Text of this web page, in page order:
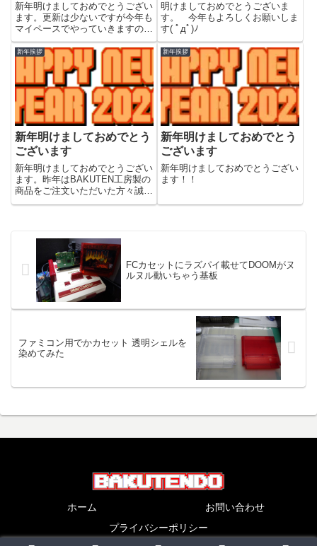
新年明けましておめでとうござい
ます。更新は少ないですが今年も
マイペースでやっていきますので
今年も宜しくお願いいたします。
明けましておめでとうございま
す。 今年もよろしくお願いしま
す( ﾟдﾟ)ﾉ
新年挨拶
新年明けましておめでとう
ございます
新年明けましておめでとうござい
ます。昨年はBAKUTEN工房製の
商品をご注文いただいた方々誠に
ありがとうございました。本年は
なります。ご予約いただいた皆さ
んのお手元に、はやくお届...
新年挨拶
新年明けましておめでとう
ございます
新年明けましておめでとうござい
ます！！
FCカセットにラズパイ載せてDOOMがヌ
ルヌル動いちゃう基板
ファミコン用でかカセット 透明シェルを
染めてみた
ホーム
お問い合わせ
プライバシーポリシー